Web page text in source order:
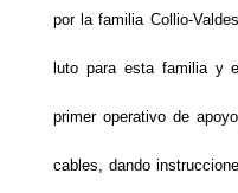
por la familia Collio-
luto para esta familia y
primer operativo de
cables, dando